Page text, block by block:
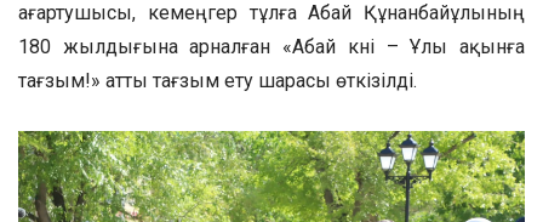
ағартушысы, кемеңгер тұлға Абай Құнанбайұлының
180 жылдығына арналған «Абай күні – Ұлы ақынға
тағзым!» атты тағзым ету шарасы өткізілді.